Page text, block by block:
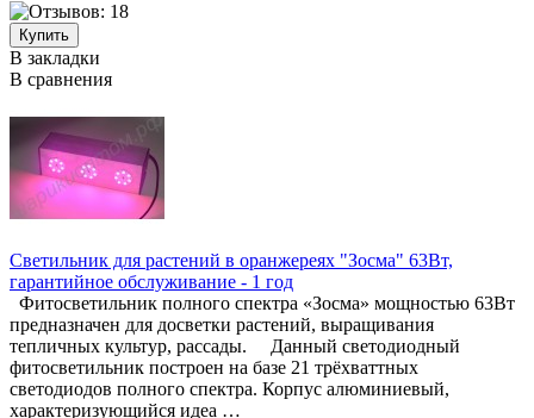
В закладки
В сравнения
Светильник для растений в оранжереях "Зосма" 63Вт,
гарантийное обслуживание - 1 год
Фитосветильник полного спектра «Зосма» мощностью 63Вт
предназначен для досветки растений, выращивания
тепличных культур, рассады. Данный светодиодный
фитосветильник построен на базе 21 трёхваттных
светодиодов полного спектра. Корпус алюминиевый,
характеризующийся идеа …